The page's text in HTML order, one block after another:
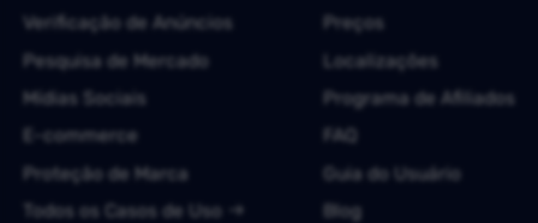
Verificação de Anúncios
Pesquisa de Mercado
Mídias Sociais
E-commerce
Proteção de Marca
Todos os Casos de Uso
Preços
Localizações
Programa de Afiliados
FAQ
Guia do Usuário
Blog